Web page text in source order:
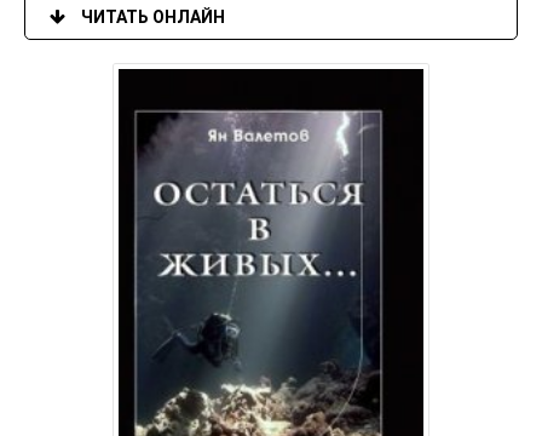
ЧИТАТЬ ОНЛАЙН